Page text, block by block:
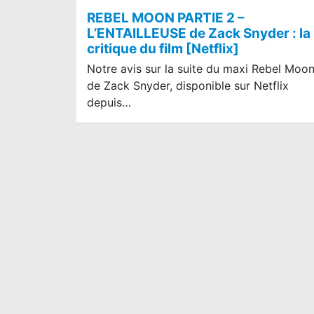
REBEL MOON PARTIE 2 –
L’ENTAILLEUSE de Zack Snyder : la
critique du film [Netflix]
Notre avis sur la suite du maxi Rebel Moon
de Zack Snyder, disponible sur Netflix
depuis…